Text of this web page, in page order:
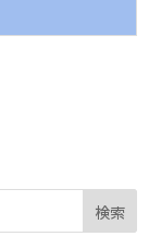
検索